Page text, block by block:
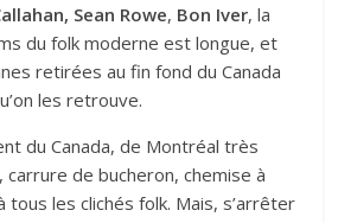
Sean Rowe, Bon Iver, la
du folk moderne est longue, et
retirées au fin fond du Canada
les retrouve.
du Canada, de Montréal très
de bucheron, chemise à
tous les clichés folk. Mais, s’arrêter